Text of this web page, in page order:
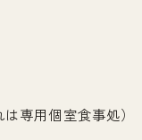
専用個室食事処）